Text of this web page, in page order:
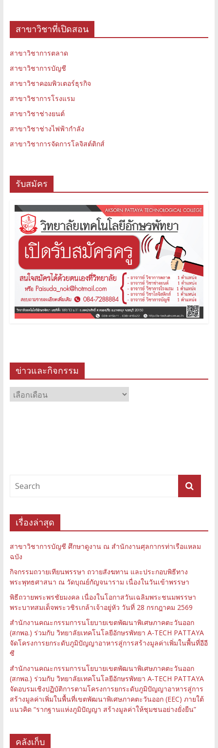
สาขาวิชาที่เปิดสอน
สาขาวิชาการตลาด
สาขาวิชาการบัญชี
สาขาวิชาคอมพิวเตอร์ธุรกิจ
สาขาวิชาการโรงแรม
สาขาวิชาช่างยนต์
สาขาวิชาช่างไฟฟ้ากำลัง
สาขาวิชาการจัดการโลจิสต์ติกส์
รับสมัคร
ข่าวและกิจกรรม
ข่าว
และ
เรื่องล่าสุด
สาขาวิชาการบัญชี ศึกษาดูงาน ณ สำนักงานศุลกากรท่าเรือแหลม
ฉบัง
กิจกรรมถวายเทียนพรรษา ถวายสังฆทาน และประกอบพิธีทาง
พระพุทธศาสนา ณ วัดบุณย์กัญจนาราม เนื่องในวันเข้าพรรษา
พิธีถวายพระพรชัยมงคล เนื่องในโอกาสวันเฉลิมพระชนมพรรษา
พระบาทสมเด็จพระวชิรเกล้าเจ้าอยู่หัว วันที่ 28 กรกฎาคม 2569
สำนักงานคณะกรรมการนโยบายเขตพัฒนาพิเศษภาคตะวันออก
(สกพอ.) ร่วมกับ วิทยาลัยเทคโนโลยีอักษรพัทยา A-TECH PATTAYA
จัดโครงการยกระดับภูมิปัญญาอาหารสู่การสร้างมูลค่าเพิ่มในพื้นที่อีอี
ซี
สำนักงานคณะกรรมการนโยบายเขตพัฒนาพิเศษภาคตะวันออก
(สกพอ.) ร่วมกับ วิทยาลัยเทคโนโลยีอักษรพัทยา A-TECH PATTAYA
จัดอบรมเชิงปฏิบัติการตามโครงการยกระดับภูมิปัญญาอาหารสู่การ
สร้างมูลค่าเพิ่มในพื้นที่เขตพัฒนาพิเศษภาคตะวันออก (EEC) ภายใต้
แนวคิด “รากฐานแห่งภูมิปัญญา สร้างมูลค่าให้ชุมชนอย่างยั่งยืน”
คลังเก็บ